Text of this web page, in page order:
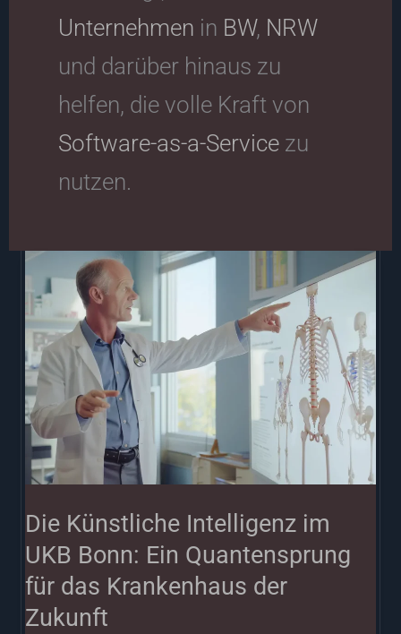
Unternehmen in BW, NRW
und darüber hinaus zu
helfen, die volle Kraft von
Software-as-a-Servicezu
nutzen.
Die Künstliche Intelligenz im
UKB Bonn: Ein Quantensprung
für das Krankenhaus der
Zukunft
Die
Künstliche
Intelligenz
im
UKB
Bonn:
Ein
Quantensprung
das
Krankenhaus
der
Zukunft